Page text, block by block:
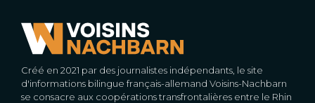
Créé en 2021 par des journalistes indépendants, le site
d'informations bilingue français-allemand Voisins-Nachbarn
se consacre aux coopérations transfrontalières entre le Rhin